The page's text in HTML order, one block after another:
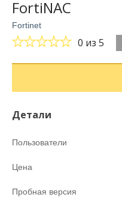
FortiNAC
Fortinet
0 из 5
Детали
Пользователи
Цена
Пробная версия